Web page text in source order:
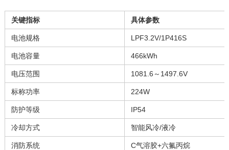
关键指标 具体参数
电池规格 LPF3.2V/1P416S
电池容量 466kWh
电压范围 1081.6～1497.6V
标称功率 224W
防护等级 IP54
冷却方式 智能风冷/液冷
消防系统 C气溶胶+六氟丙烷